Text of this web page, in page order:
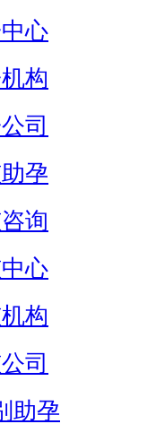
心
构
司
孕
询
心
构
司
助孕